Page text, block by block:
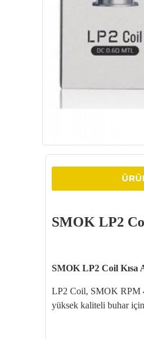
SMOK LP2
SMOK LP2 Coil Kısa
LP2 Coil, SMOK RPM
yüksek kaliteli buhar